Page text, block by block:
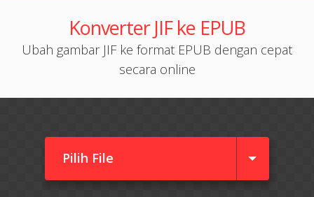
Konverter JIF ke EPUB
Ubah gambar JIF ke format EPUB dengan cepat
secara online
Pilih File